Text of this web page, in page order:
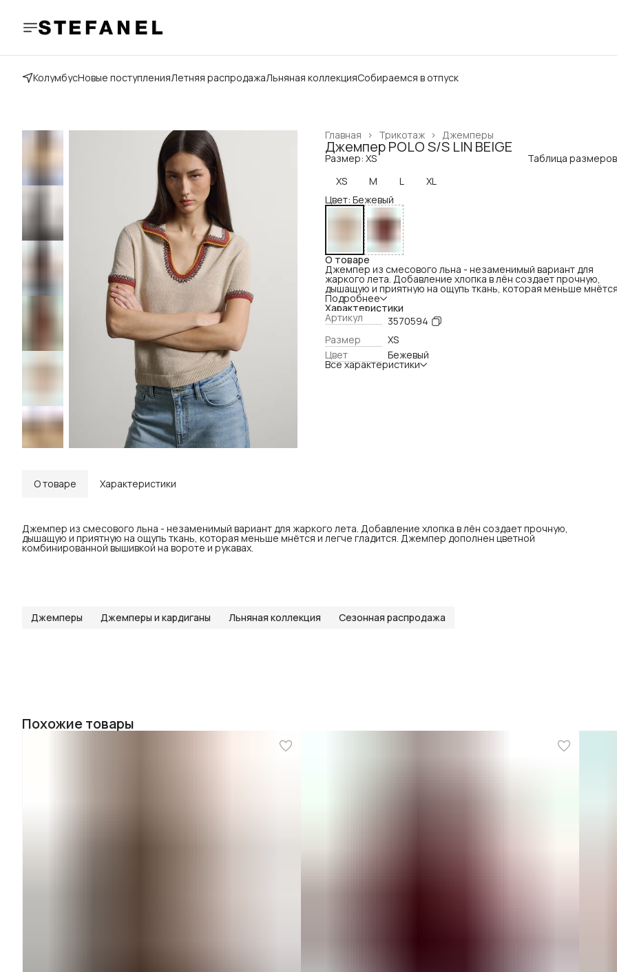
КолумбусНовые поступленияЛетняя распродажаЛьняная коллекцияСобираемся в отпуск
Джемперы
Трикотаж ›
Главная ›
Джемпер POLO S/S LIN BEIGE
Размер: XS
Таблица размеров
XS
M L
XL
Цвет: Бежевый
О товаре
Джемпер из смесового льна - незаменимый вариант для
жаркого лета. Добавление хлопка в лён создает прочную,
дышащую и приятную на ощупь ткань, которая меньше
легче гладится. Джемпер дополнен цветной комбинированной
вышивкой на вороте и рукавах.
Подробнее
Характеристики
Артикул
3570594
Размер
XS
Цвет
Бежевый
Все характеристики
О товаре Характеристики
Джемпер из смесового льна - незаменимый вариант для жаркого лета. Добавление хлопка в лён создает прочную,
дышащую и приятную на ощупь ткань, которая меньше мнётся и легче гладится. Джемпер дополнен цветной
комбинированной вышивкой на вороте и рукавах.
Джемперы Джемперы и кардиганы Льняная коллекция Сезонная распродажа
Похожие товары